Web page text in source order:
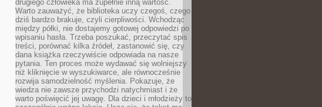
drugiego człowieka ma zupełnie inną wartość.
Warto zauważyć, że biblioteka uczy czegoś, czego
dziś bardzo brakuje, czyli cierpliwości. Wchodząc
między półki, nie dostajemy gotowej odpowiedzi po
wpisaniu hasła. Trzeba poszukać, przeczytać spis
treści, porównać kilka źródeł, zastanowić się, czy
dana książka rzeczywiście odpowiada na nasze
pytania. Ten proces może wydawać się wolniejszy
niż kliknięcie w wyszukiwarce, ale równocześnie
rozwija samodzielność myślenia. Pokazuje, że
wiedza nie zawsze przychodzi natychmiast i że
warto poświęcić jej uwagę. Dla dzieci i młodzieży to